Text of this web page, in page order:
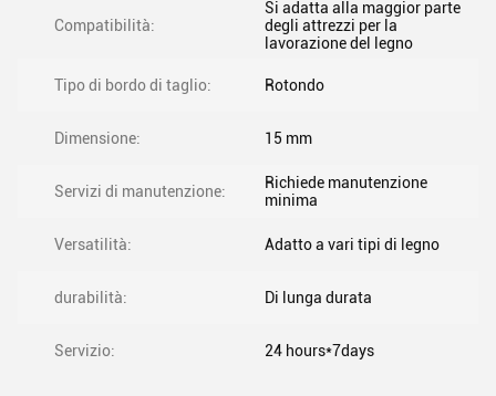
Compatibilità:
Si adatta alla maggior parte
degli attrezzi per la
lavorazione del legno
Tipo di bordo di taglio: Rotondo
Dimensione: 15 mm
Servizi di manutenzione:
Richiede manutenzione
minima
Versatilità: Adatto a vari tipi di legno
durabilità: Di lunga durata
Servizio: 24 hours*7days